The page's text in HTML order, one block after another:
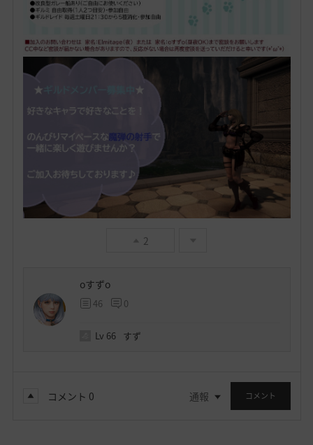
2
oすずo
46 0
Lv 66 すず
コメント 0 通報 コメント